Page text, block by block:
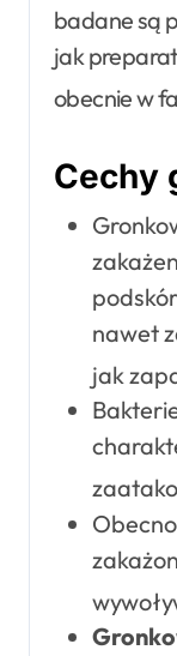
badane są
jak
obecnie w
Cechy
nawet
jak